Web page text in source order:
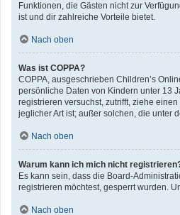
Funktionen, die Gästen nicht zur
ist und dir zahlreiche Vorteile bietet.
Nach oben
Was ist COPPA?
COPPA, ausgeschrieben Children’s
persönliche Daten von Kindern unter 13
registrieren versuchst, zutrifft, ziehe
jeglicher Art ist; außer solchen, die unter
Nach oben
Warum kann ich mich nicht
Es kann sein, dass die Board-
registrieren möchtest, gesperrt wurden.
Nach oben